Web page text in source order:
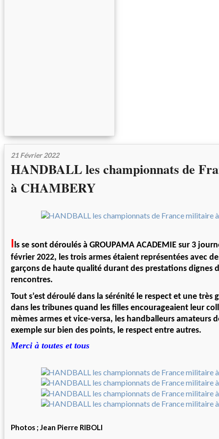
21 Février 2022
HANDBALL les championnats de
à CHAMBERY
Ils se sont déroulés à GROUPAMA ACADEMIE sur 3
février 2022, les trois armes étaient représentées avec
garçons de haute qualité durant des prestations dignes
rencontres.
Tout s’est déroulé dans la sérénité le respect et une très
dans les tribunes quand les filles encourageaient leur
mèmes armes et vice-versa, les handballeurs amateurs
exemple sur bien des points, le respect entre autres.
Merci à toutes et tous
Photos ; Jean Pierre RIBOLI